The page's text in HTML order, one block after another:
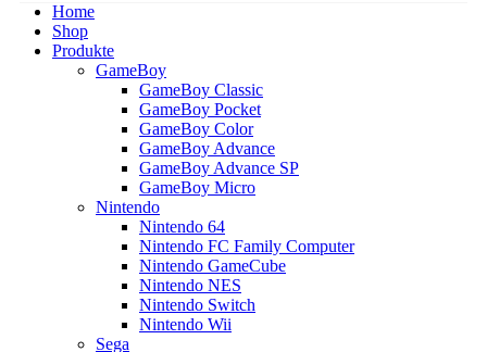
Home
Shop
Produkte
GameBoy
GameBoy Classic
GameBoy Pocket
GameBoy Color
GameBoy Advance
GameBoy Advance SP
GameBoy Micro
Nintendo
Nintendo 64
Nintendo FC Family Computer
Nintendo GameCube
Nintendo NES
Nintendo Switch
Nintendo Wii
Sega